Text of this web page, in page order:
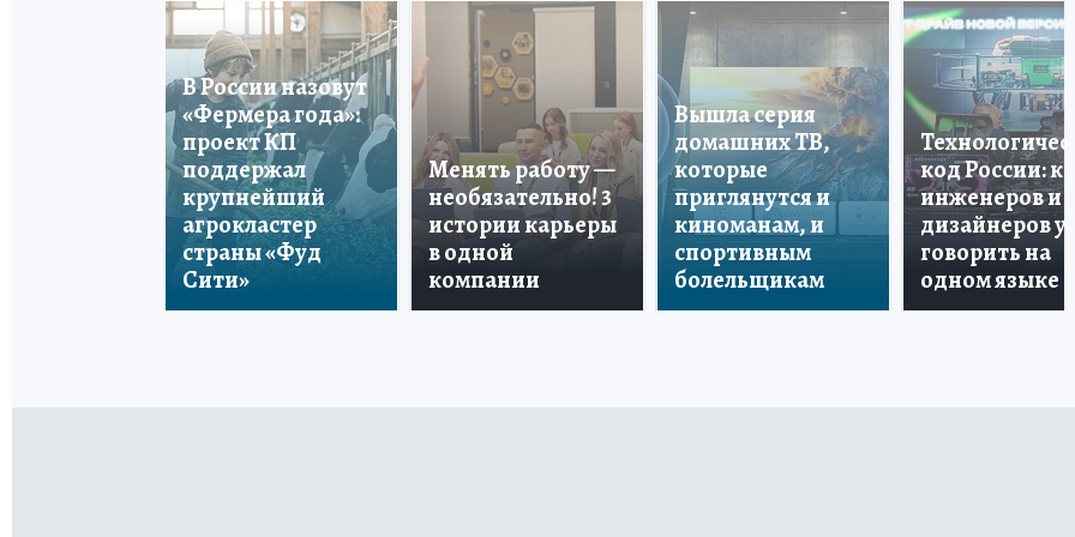
В России назовут
«Фермера года»:
проект КП
поддержал
крупнейший
агрокластер
страны «Фуд
Сити»
Менять работу —
необязательно! 3
истории карьеры
в одной
компании
Вышла серия
домашних ТВ,
которые
приглянутся и
киноманам, и
спортивным
болельщикам
код России: как
инженеров и
дизайнеров
говорить на
одном языке